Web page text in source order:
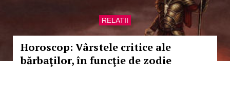
RELATII
Horoscop: Vârstele critice ale
bărbaţilor, în funcţie de zodie